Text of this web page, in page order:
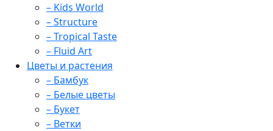
– Kids World
– Structure
– Tropical Taste
– Fluid Art
Цветы и растения
– Бамбук
– Белые цветы
– Букет
– Ветки